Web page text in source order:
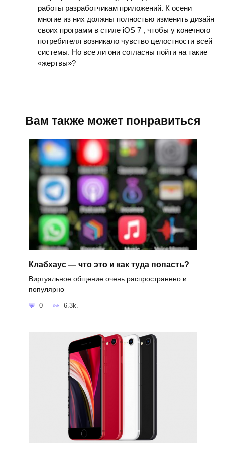
работы разработчикам приложений. К осени
многие из них должны полностью изменить дизайн
своих программ в стиле iOS 7 , чтобы у конечного
потребителя возникало чувство целостности всей
системы. Но все ли они согласны пойти на такие
«жертвы»?
Вам также может понравиться
Клабхаус — что это и как туда попасть?
Виртуальное общение очень распространено и
популярно
0 6.3k.